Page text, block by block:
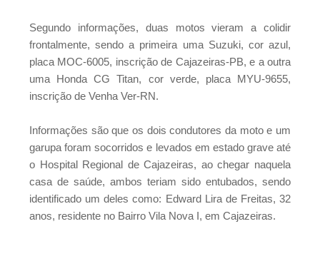
PSB marca convenção estadual para dia 05
de agosto e deve homologar candidatura de
João ao Senado
Segundo informações, duas motos vieram a colidir
frontalmente, sendo a primeira uma Suzuki, cor azul,
placa MOC-6005, inscrição de Cajazeiras-PB, e a outra
uma Honda CG Titan, cor verde, placa MYU-9655,
inscrição de Venha Ver-RN.
Informações são que os dois condutores da moto e um
garupa foram socorridos e levados em estado grave até
o Hospital Regional de Cajazeiras, ao chegar naquela
casa de saúde, ambos teriam sido entubados, sendo
identificado um deles como: Edward Lira de Freitas, 32
anos, residente no Bairro Vila Nova I, em Cajazeiras.